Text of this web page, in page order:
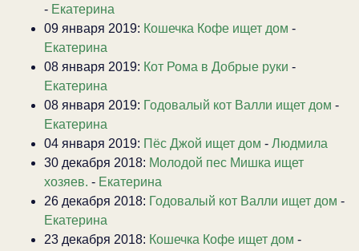
- Екатерина
09 января 2019: Кошечка Кофе ищет дом -
Екатерина
08 января 2019: Кот Рома в Добрые руки -
Екатерина
08 января 2019: Годовалый кот Валли ищет дом -
Екатерина
04 января 2019: Пёс Джой ищет дом - Людмила
30 декабря 2018: Молодой пес Мишка ищет
хозяев. - Екатерина
26 декабря 2018: Годовалый кот Валли ищет дом -
Екатерина
23 декабря 2018: Кошечка Кофе ищет дом -